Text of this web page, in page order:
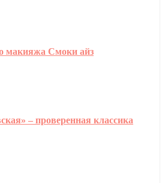
макияжа Смоки айз
– проверенная классика